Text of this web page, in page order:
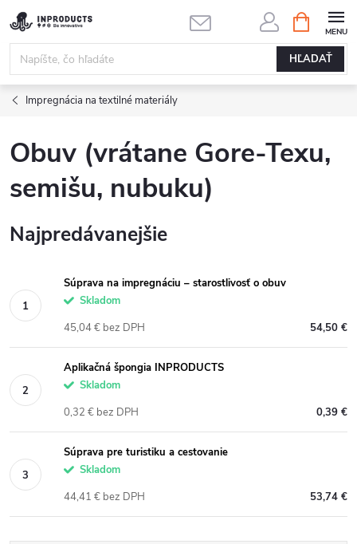
Prejsť
na
obsah
HĽADAŤ
KOŠÍK
Impregnácia na textilné materiály
Obuv (vrátane Gore-Texu,
semišu, nubuku)
Najpredávanejšie
Súprava na impregnáciu – starostlivosť o obuv
Skladom
54,50 €
45,04 € bez DPH
Aplikačná špongia INPRODUCTS
Skladom
0,39 €
0,32 € bez DPH
Súprava pre turistiku a cestovanie
Skladom
53,74 €
44,41 € bez DPH